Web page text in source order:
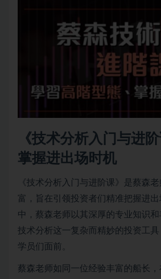
《技术分析入门与进
掌握进出场时机
《技术分析入门与进阶课》是蔡森
富，旨在引领投资者们精准把握进
中，蔡森老师以其深厚的专业知识
技术分析这一复杂而精妙的投资工
学员们面前。
蔡森老师如同一位经验丰富的船长